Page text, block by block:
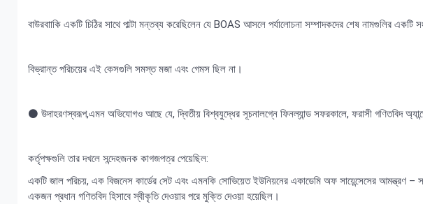
বাউরবাাকি একটি চিঠির সাথে পাল্টা মন্তব্য করেছিলেন যে BOAS আসলে পর্যালোচনা সম্পাদকদের শেষ নামগুলির একটি
বিভ্রান্ত পরিচয়ের এই কেসগুলি সমস্ত মজা এবং গেমস ছিল না।
⚫ উদাহরণস্বরূপ,এমন অভিযোগও আছে যে, দ্বিতীয় বিশ্বযুদ্ধের সূচনালগ্নে ফিনল্যান্ড সফরকালে, ফরাসী গণিতবিদ
কর্তৃপক্ষগুলি তার দখলে সন্দেহজনক কাগজপত্র পেয়েছিল:
একটি জাল পরিচয়, এক বিজনেস কার্ডের সেট এবং এমনকি সোভিয়েত ইউনিয়নের একাডেমি অফ সায়েন্সেসের আমন্ত্রণ –
একজন প্রধান গণিতবিদ হিসাবে স্বীকৃতি দেওয়ার পরে মুক্তি দেওয়া হয়েছিল।